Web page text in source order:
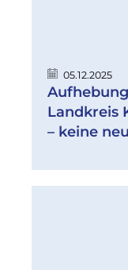
05.12.2025
Landkreis
– keine